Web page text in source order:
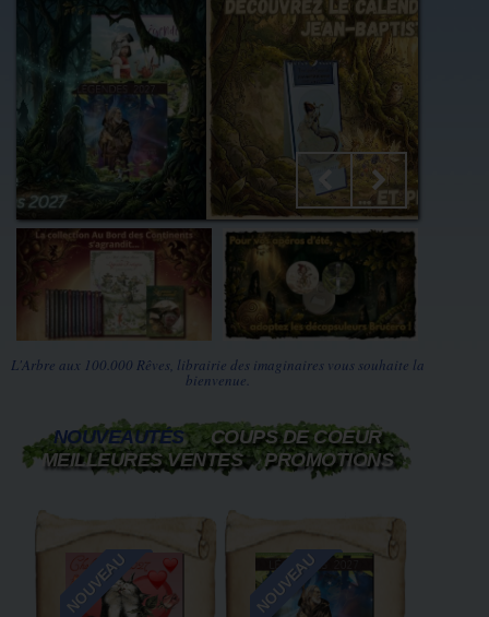
L'Arbre aux 100.000 Rêves, librairie des imaginaires vous souhaite la
bienvenue.
NOUVEAUTÉS
COUPS DE COEUR
MEILLEURES VENTES
PROMOTIONS
NOUVEAU NOUVEAU